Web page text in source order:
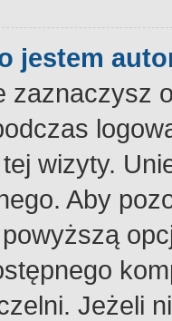
jestem
zaznaczysz
wizyty.
Aby
Jeżeli